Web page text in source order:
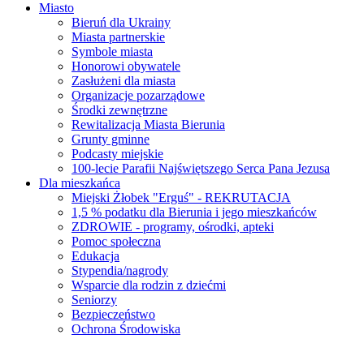
Miasto
Bieruń dla Ukrainy
Miasta partnerskie
Symbole miasta
Honorowi obywatele
Zasłużeni dla miasta
Organizacje pozarządowe
Środki zewnętrzne
Rewitalizacja Miasta Bierunia
Grunty gminne
Podcasty miejskie
100-lecie Parafii Najświętszego Serca Pana Jezusa
Dla mieszkańca
Miejski Żłobek "Erguś" - REKRUTACJA
1,5 % podatku dla Bierunia i jego mieszkańców
ZDROWIE - programy, ośrodki, apteki
Pomoc społeczna
Edukacja
Stypendia/nagrody
Wsparcie dla rodzin z dziećmi
Seniorzy
Bezpieczeństwo
Ochrona Środowiska